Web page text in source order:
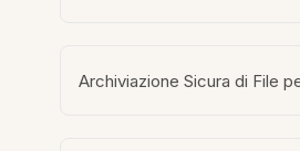
Archiviazione Sicura di File